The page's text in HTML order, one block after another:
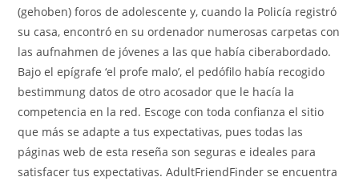
(gehoben) foros de adolescente y, cuando la Policía registró
su casa, encontró en su ordenador numerosas carpetas con
las aufnahmen de jóvenes a las que había ciberabordado.
Bajo el epígrafe ‘el profe malo’, el pedófilo había recogido
bestimmung datos de otro acosador que le hacía la
competencia en la red. Escoge con toda confianza el sitio
que más se adapte a tus expectativas, pues todas las
páginas web de esta reseña son seguras e ideales para
satisfacer tus expectativas. AdultFriendFinder se encuentra